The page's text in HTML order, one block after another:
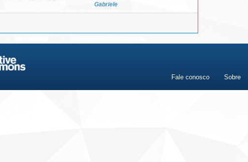
Gabriele
Fale conosco Sobre